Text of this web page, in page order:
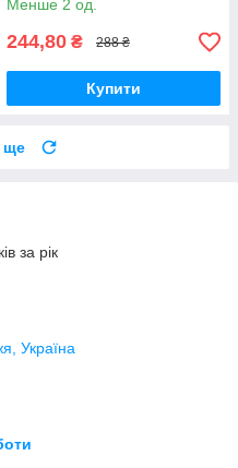
Менше 2 од.
244,80 ₴ 288 ₴
Купити
ще
за рік
Україна